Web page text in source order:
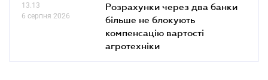
13.13
6 серпня 2026
Розрахунки через два банки
більше не блокують
компенсацію вартості
агротехніки